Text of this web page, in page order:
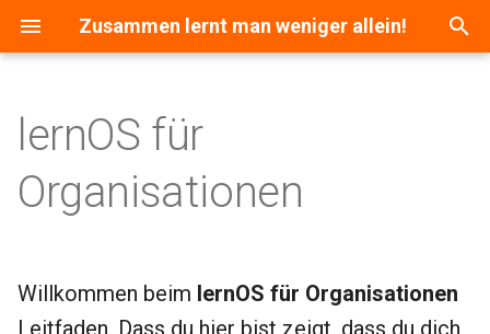
Zusammen lernt man weniger allein!
c
h
lernOS für
Organisationen
Willkommen beim lernOS für Organisationen
Leitfaden. Dass du hier bist zeigt, dass du dich